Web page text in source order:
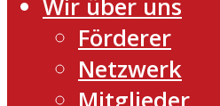
Wir über uns
Förderer
Netzwerk